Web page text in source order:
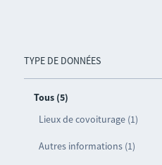
TYPE DE DONNÉES
Tous (5)
Lieux de covoiturage (1)
Autres informations (1)